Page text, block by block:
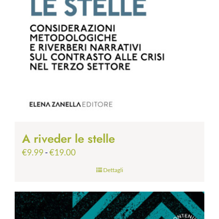
A riveder le stelle
€9.99-€19.00Fascia
€9.99
a
Dettagli